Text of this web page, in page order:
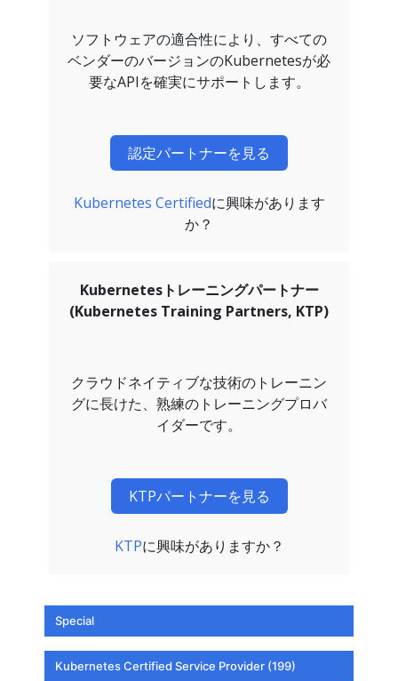
ソフトウェアの適合性により、すべての
ベンダーのバージョンのKubernetesが必
要なAPIを確実にサポートします。
認定パートナーを見る
Kubernetes Certifiedに興味があります
か？
Kubernetesトレーニングパートナー
(Kubernetes Training Partners, KTP)
クラウドネイティブな技術のトレーニン
グに長けた、熟練のトレーニングプロバ
イダーです。
KTPパートナーを見る
KTPに興味がありますか？